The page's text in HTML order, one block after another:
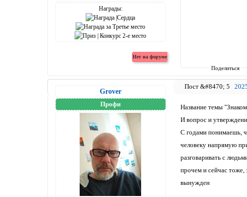
Поделиться
Награды:
5
Grover
Профи
Название темы
И вопрос и
С годами понимаешь,
человеку напрямую
разговаривать с
прочем и сейчас тоже,
вынужден